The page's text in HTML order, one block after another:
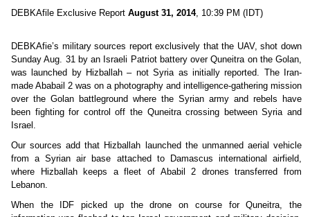
DEBKAfile Exclusive Report August 31, 2014, 10:39 PM (IDT)
DEBKAfie’s military sources report exclusively that the UAV, shot down
Sunday Aug. 31 by an Israeli Patriot battery over Quneitra on the Golan,
was launched by Hizballah – not Syria as initially reported. The Iran-
made Ababail 2 was on a photography and intelligence-gathering mission
over the Golan battleground where the Syrian army and rebels have
been fighting for control off the Quneitra crossing between Syria and
Israel.
Our sources add that Hizballah launched the unmanned aerial vehicle
from a Syrian air base attached to Damascus international airfield,
where Hizballah keeps a fleet of Ababil 2 drones transferred from
Lebanon.
When the IDF picked up the drone on course for Quneitra, the